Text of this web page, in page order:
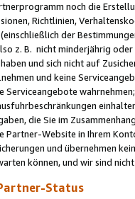
noch die
Richtlinien,
der
z. B. nicht minderjährig
und sich nicht auf
und keine
Serviceangebote
die Sie im
Partner-Website in Ihrem
und übernehmen
können, und wir sind
Status